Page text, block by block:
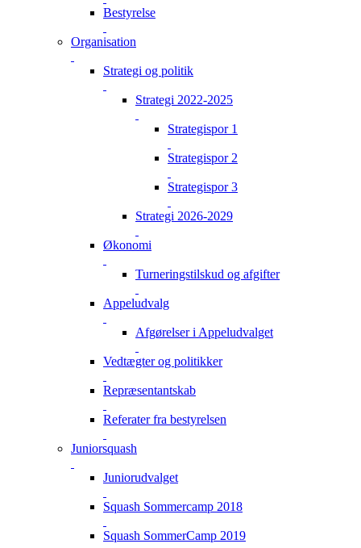
Bestyrelse
Organisation
Strategi og politik
Strategi 2022-2025
Strategispor 1
Strategispor 2
Strategispor 3
Strategi 2026-2029
Økonomi
Turneringstilskud og afgifter
Appeludvalg
Afgørelser i Appeludvalget
Vedtægter og politikker
Repræsentantskab
Referater fra bestyrelsen
Juniorsquash
Juniorudvalget
Squash Sommercamp 2018
Squash SommerCamp 2019